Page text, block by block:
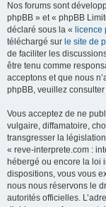
Nos forums sont
phpBB » et « phpBB
déclaré sous la « licence
téléchargé sur le site de
de faciliter les
être tenu comme
acceptons et que nous
phpBB, veuillez consulter
Vous acceptez de ne
vulgaire, diffamatoire,
transgresser la
« reve-interprete.com :
hébergé ou encore la loi
dispositions, vous vous
nous nous réservons le
autorités officielles.